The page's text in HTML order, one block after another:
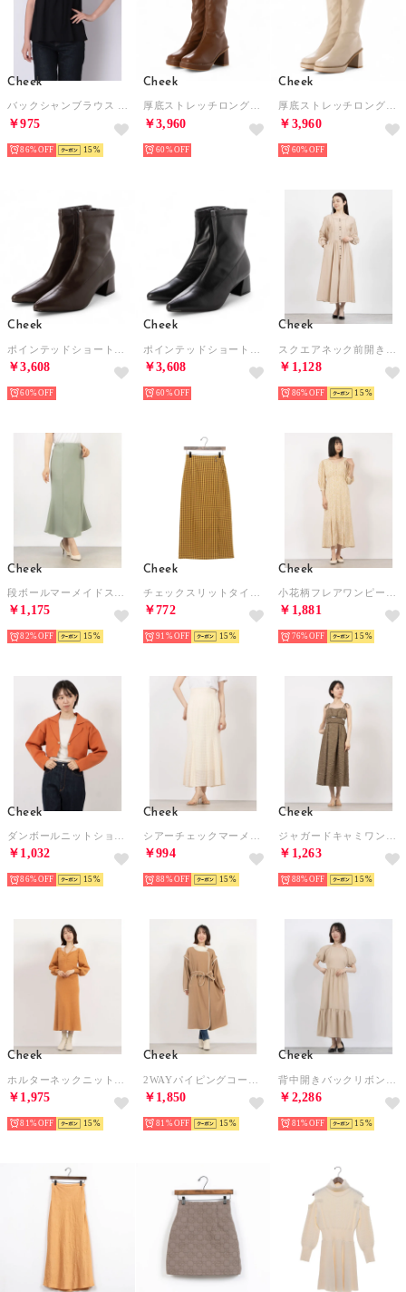
Cheek
バックシャンブラウス （BLACK）
￥975
86% 15
Cheek
厚底ストレッチロングブーツ （CML）
￥3,960
60%
Cheek
厚底ストレッチロングブーツ （OFWH）
￥3,960
60%
Cheek
￥3,608
60%
Cheek
￥3,608
60%
Cheek
￥1,128
86% 15
Cheek
￥1,175
82% 15
Cheek
￥772
91% 15
Cheek
￥1,881
76% 15
Cheek
￥1,032
86% 15
Cheek
￥994
88% 15
Cheek
￥1,263
88% 15
Cheek
￥1,975
81% 15
Cheek
￥1,850
81% 15
Cheek
￥2,286
81% 15